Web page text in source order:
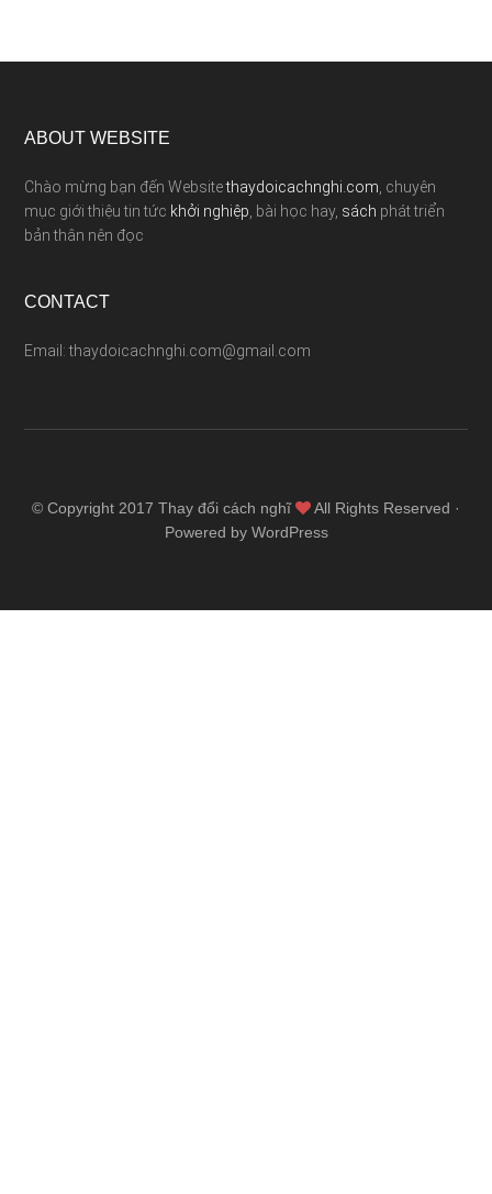
ABOUT WEBSITE
Chào mừng bạn đến Websitethaydoicachnghi.com , chuyên
mục giới thiệu tin tức khởi nghiệp , bài học hay, sách phát triển
bản thân nên đọc
CONTACT
Email: thaydoicachnghi.com@gmail.com
© Copyright 2017 Thay đổi cách nghĩ
All Rights Reserved ·
Powered by WordPress